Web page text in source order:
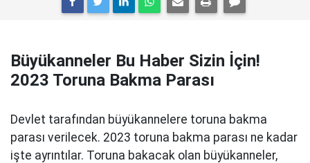
Büyükanneler Bu Haber Sizin İçin!
2023 Toruna Bakma Parası
Devlet tarafından büyükannelere toruna bakma
parası verilecek. 2023 toruna bakma parası ne kadar
işte ayrıntılar. Toruna bakacak olan büyükanneler,